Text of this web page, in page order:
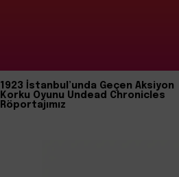
1923 İstanbul’unda Geçen Aksiyon
Korku Oyunu Undead Chronicles
Röportajımız